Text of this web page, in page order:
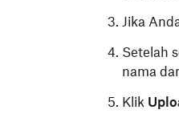
Jika
Setelah
nama
Klik